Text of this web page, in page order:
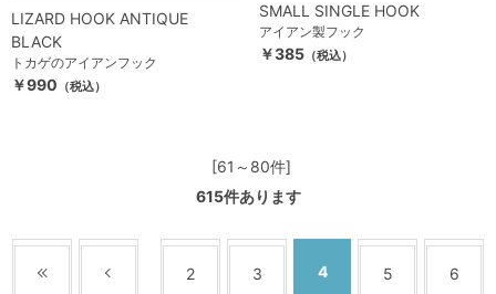
LIZARD HOOK ANTIQUE
BLACK
トカゲのアイアンフック
￥990 （税込）
SMALL SINGLE HOOK
アイアン製フック
￥385 （税込）
[61～80件]
615件あります
2 3 4 5 6